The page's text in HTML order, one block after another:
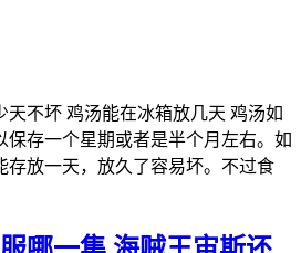
天不坏 鸡汤能在冰箱放几天 鸡汤如
保存一个星期或者是半个月左右。如
存放一天，放久了容易坏。不过食